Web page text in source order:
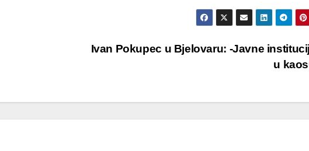
Ivan Pokupec u Bjelovaru: -Javne
u